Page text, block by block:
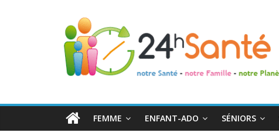
24h
Santé
toute
FEMME ENFANT-ADO SÉNIORS